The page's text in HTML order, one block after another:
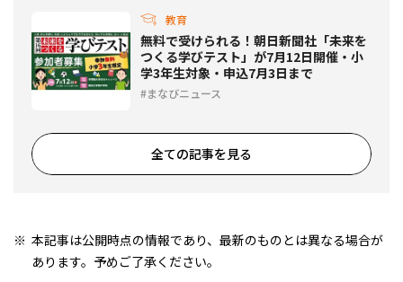
教育
無料で受けられる！朝日新聞社「未来を
つくる学びテスト」が7月12日開催・小
学3年生対象・申込7月3日まで
まなびニュース
全ての記事を見る
本記事は公開時点の情報であり、最新のものとは異なる場合が
あります。予めご了承ください。